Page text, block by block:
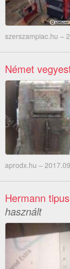
szerszampiac.hu –
Német
aprodx.hu –
Hermann
használt